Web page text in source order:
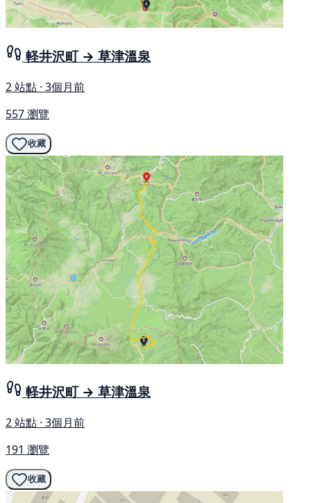
軽井沢町 → 草津溫泉
2 站點 · 3個月前
557 瀏覽
收藏
軽井沢町 → 草津溫泉
2 站點 · 3個月前
191 瀏覽
收藏